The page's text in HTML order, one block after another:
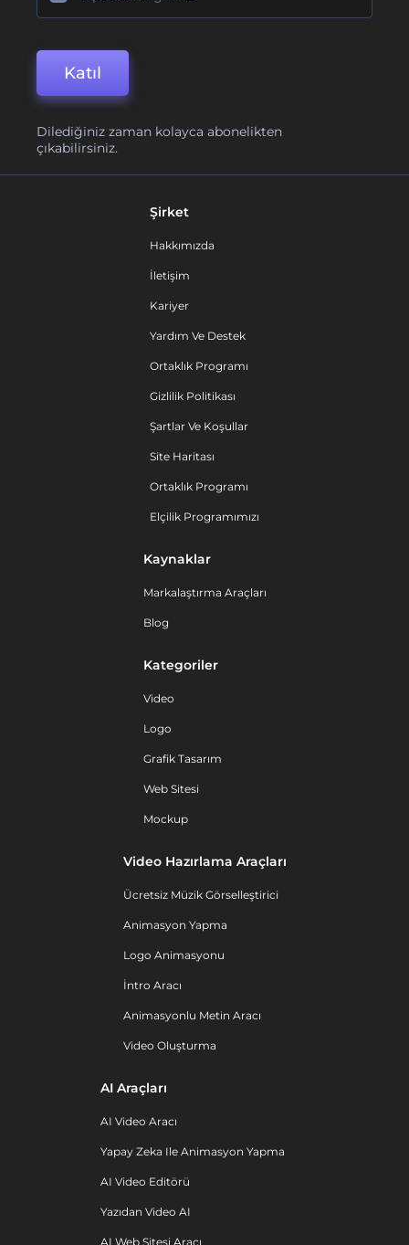
Katıl
Dilediğiniz zaman kolayca abonelikten
çıkabilirsiniz.
Şirket
Hakkımızda
İletişim
Kariyer
Yardım Ve Destek
Ortaklık Programı
Gizlilik Politikası
Şartlar Ve Koşullar
Site Haritası
Ortaklık Programı
Elçilik Programımızı
Kaynaklar
Markalaştırma Araçları
Blog
Kategoriler
Video
Logo
Grafik Tasarım
Web Sitesi
Mockup
Video Hazırlama Araçları
Ücretsiz Müzik Görselleştirici
Animasyon Yapma
Logo Animasyonu
İntro Aracı
Animasyonlu Metin Aracı
Video Oluşturma
AI Araçları
AI Video Aracı
Yapay Zeka Ile Animasyon Yapma
AI Video Editörü
Yazıdan Video AI
AI Web Sitesi Aracı